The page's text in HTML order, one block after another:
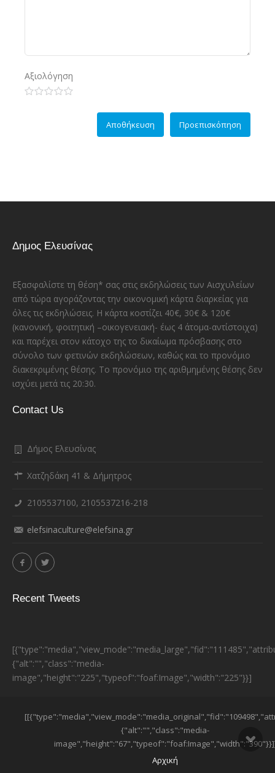
Αξιολόγηση
Δημος Ελευσίνας
Εξασφαλίστε τη θέση* σας στις εκδηλώσεις των Αισχυλείων
από τώρα αγοράζοντας την οικονομική κάρτα διαρκείας για
όλες τις εκδηλώσεις. Η κάρτα κοστίζει 40€, 30€ & 120€
(κανονική, φοιτητική –οικογενειακή- έως 4 άτομα-αντίστοιχα)
και παρέχει στον κάτοχο της το δικαίωμα πρόσβασης στο
σύνολο των φετινών εκδηλώσεων, καθώς και το προνόμιο
διακεκριμένης θέσης. Το προνόμιο της αριθμημένης θέσης δεν
ισχύει μετά τις 20:30.
Contact Us
Δήμος Ελευσίνας
Χατζηδάκη 41 & Δήμητρος
2105537100, 2105537216-218
elefsinaculture@elefsina.gr
Recent Tweets
{"alt":"","class":"media-
image","height":"225","typeof":"foaf:Image","width":"225"}}]
ESPA BANNER
{"alt":"","class":"media-
Αρχική